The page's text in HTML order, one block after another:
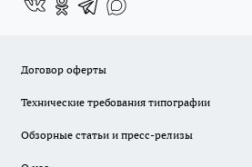
Договор оферты
Технические требования типографии
Обзорные статьи и пресс-релизы